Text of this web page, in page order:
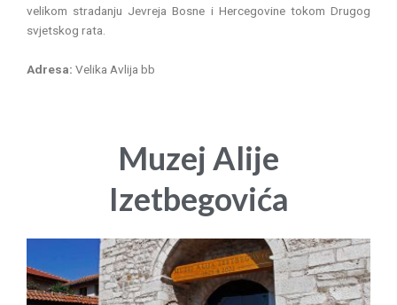
velikom stradanju Jevreja Bosne i Hercegovine tokom Drugog
svjetskog rata.
Adresa: Velika Avlija bb
Muzej Alije
Izetbegovića